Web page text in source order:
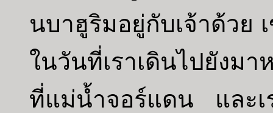
นบาฮูริมอยู่กับเจ้าด้วย
ในวันที่เราเดินไปยังม
ที่แม่น้ำจอร์แดน และเ